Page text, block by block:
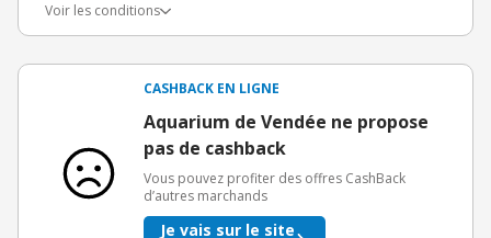
Voir les conditions
3€ de bienvenue crédités immédiatement + 1€ supplémentaire
Offre réservée à une toute première inscription chez eBuyClub.
CASHBACK EN LIGNE
Aquarium de Vendée ne propose
pas de cashback
Vous pouvez profiter des offres CashBack
d’autres marchands
Je vais sur le site